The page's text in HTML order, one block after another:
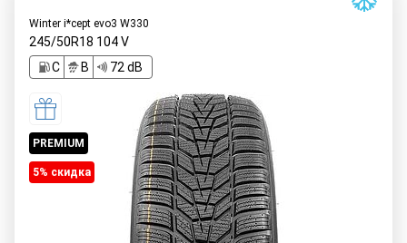
Winter i*cept evo3 W330
245/50R18 104V
C
B 72 dB
PREMIUM
5% cкидка